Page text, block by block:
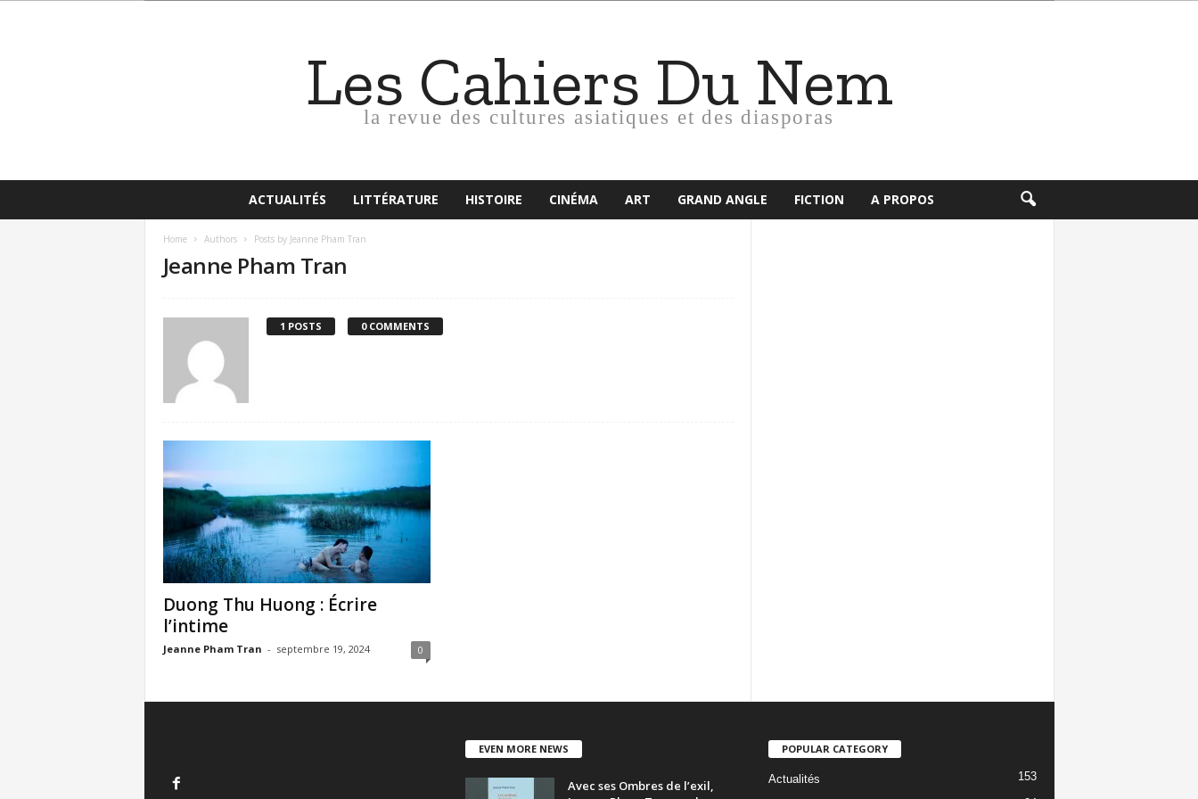
Les Cahiers Du Nem
la revue des cultures asiatiques et des diasporas
ACTUALITÉS LITTÉRATURE HISTOIRE CINÉMA ART GRAND ANGLE FICTION A PROPOS
Home Authors Posts by Jeanne Pham Tran
Jeanne Pham Tran
1 POSTS 0 COMMENTS
Duong Thu Huong : Écrire
l’intime
Jeanne Pham Tran - septembre 19, 2024 0
EVEN MORE NEWS
Avec ses Ombres de l’exil,
POPULAR CATEGORY
Actualités 153